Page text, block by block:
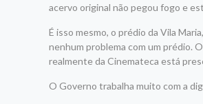
acervo original não pegou fogo e
É isso mesmo, o prédio da Vila
nenhum problema com um prédio.
realmente da Cinemateca está
O Governo trabalha muito com a